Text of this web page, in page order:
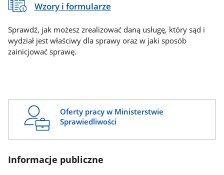
Wzory i formularze
Sprawdź, jak możesz zrealizować daną usługę, który sąd i
wydział jest właściwy dla sprawy oraz w jaki sposób
zainicjować sprawę.
Oferty pracy w Ministerstwie
Sprawiedliwości
Informacje publiczne